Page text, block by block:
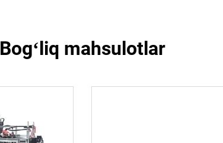
Bogʻliq mahsulotlar